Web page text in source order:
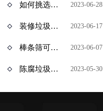
如何挑选陈腐垃圾分拣设备？多少钱一台？ 2023-06-28
装修垃圾处理用什么设备效果好？多少钱一台？ 2023-06-17
棒条筛可以处理装修垃圾吗？棒条筛设备多少钱？ 2023-06-07
陈腐垃圾处理赚钱吗？陈腐垃圾全套设备多少钱？ 2023-05-30